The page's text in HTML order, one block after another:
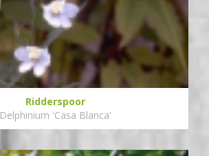
Ridderspoor
Delphinium 'Casa Blanca'